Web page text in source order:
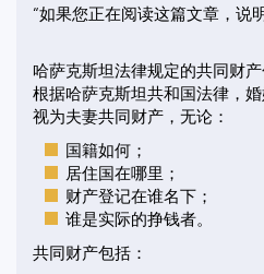
“如果您正在阅读这篇文章，说
哈萨克斯坦法律规定的共同财产
根据哈萨克斯坦共和国法律，
视为夫妻共同财产，无论：
国籍如何；
居住国在哪里；
财产登记在谁名下；
谁是实际的挣钱者。
共同财产包括：